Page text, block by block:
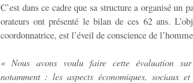
C’est dans ce cadre que sa structure a organisé un
orateurs ont présenté le bilan de ces 62 ans.
coordonnatrice, est l’éveil de conscience de
« Nous avons voulu faire cette évaluation sur
notamment : les aspects économiques, sociaux